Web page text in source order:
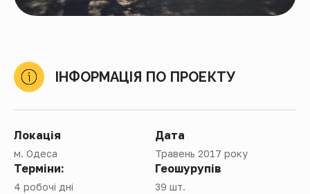
ІНФОРМАЦІЯ ПО ПРОЕКТУ
Локація
м. Одеса
Дата
Травень 2017 року
Терміни:
4 робочі дні
Геошурупів
39 шт.